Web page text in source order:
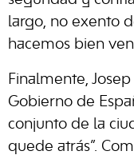
largo, no exento
hacemos bien
Finalmente,
Gobierno de
conjunto de la
quede atrás”.